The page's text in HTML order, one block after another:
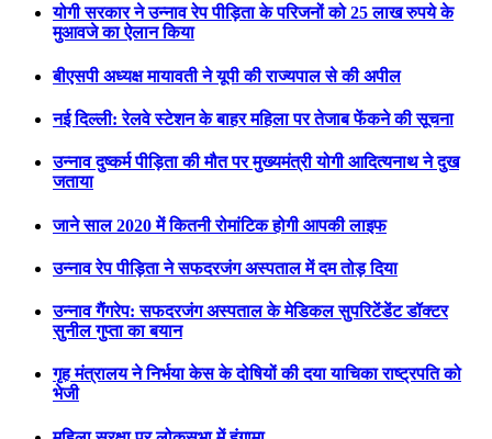
योगी सरकार ने उन्नाव रेप पीड़िता के परिजनों को 25 लाख रुपये के
मुआवजे का ऐलान किया
बीएसपी अध्यक्ष मायावती ने यूपी की राज्यपाल से की अपील
नई दिल्ली: रेलवे स्टेशन के बाहर महिला पर तेजाब फेंकने की सूचना
उन्नाव दुष्कर्म पीड़िता की मौत पर मुख्यमंत्री योगी आदित्यनाथ ने दुख
जताया
जाने साल 2020 में कितनी रोमांटिक होगी आपकी लाइफ
उन्नाव रेप पीड़िता ने सफदरजंग अस्पताल में दम तोड़ दिया
उन्नाव गैंगरेप: सफदरजंग अस्पताल के मेडिकल सुपरिटेंडेंट डॉक्टर
सुनील गुप्ता का बयान
गृह मंत्रालय ने निर्भया केस के दोषियों की दया याचिका राष्ट्रपति को
भेजी